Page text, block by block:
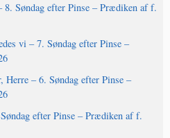
Søndag efter Pinse – Prædiken af f.
vi – 7. Søndag efter Pinse –
Herre – 6. Søndag efter Pinse –
efter Pinse – Prædiken af f.